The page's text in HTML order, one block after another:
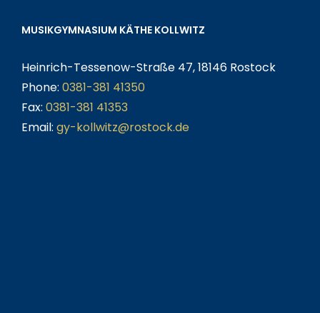
MUSIKGYMNASIUM KÄTHE KOLLWITZ
Heinrich-Tessenow-Straße 47, 18146 Rostock
Phone: 0381-381 41350
Fax: 0381-381 41353
Email: gy-kollwitz@rostock.de